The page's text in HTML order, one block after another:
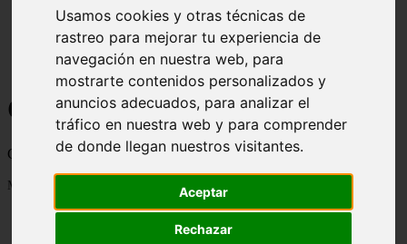
Usamos cookies y otras técnicas de
rastreo para mejorar tu experiencia de
navegación en nuestra web, para
mostrarte contenidos personalizados y
anuncios adecuados, para analizar el
tráfico en nuestra web y para comprender
de donde llegan nuestros visitantes.
Aceptar
Rechazar
Curiosidades y Sabias que
Cosas curiosas, curiosidades, noticias impactantes y mucho mas
Mostrando 1 - 24 de 2838 artículos